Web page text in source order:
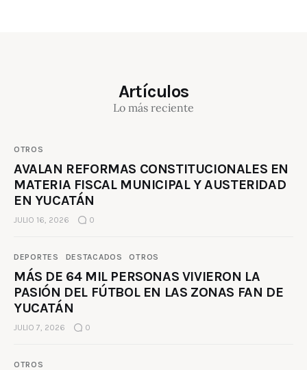
Artículos
Lo más reciente
OTROS
AVALAN REFORMAS CONSTITUCIONALES EN
MATERIA FISCAL MUNICIPAL Y AUSTERIDAD
EN YUCATÁN
JULIO 16, 2026 0
DEPORTES DESTACADOS OTROS
MÁS DE 64 MIL PERSONAS VIVIERON LA
PASIÓN DEL FÚTBOL EN LAS ZONAS FAN DE
YUCATÁN
JULIO 7, 2026 0
OTROS